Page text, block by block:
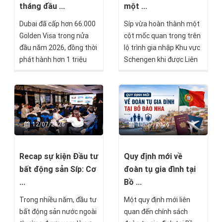
số bước cuối trước khi
vĩnh viễn Malta.
tháng đầu ...
Dubai đã cấp hơn 66.000
Golden Visa trong nửa
đầu năm 2026, đồng thời
phát hành hơn 1 triệu
xử lý hơn 7 triệu giao dịch
liên quan đến nhập cảnh,
cư trú. Những con số này
cho thấy UAE vẫn duy trì
sức hấp dẫn mạnh mẽ
nhân và chuyên gia quốc
tế, ngay cả trong bối
một ...
Síp vừa hoàn thành một
cột mốc quan trọng trên
lộ trình gia nhập Khu vực
Schengen khi được Liên
giá đáp ứng đầy đủ các
yêu cầu kỹ thuật. Đây là
tin vui không chỉ với chính
phủ Síp, mà còn là tín
hiệu đáng chú ý với bất
các cơ hội đầu tư ở quốc
đảo Địa Trung Hải này.
12/07/2026
Recap sự kiện Đầu tư
bất động sản Síp: Cơ
...
Trong nhiều năm, đầu tư
bất động sản nước ngoài
10/07/2026
Quy định mới về
đoàn tụ gia đình tại
Bồ ...
Một quy định mới liên
quan đến chính sách